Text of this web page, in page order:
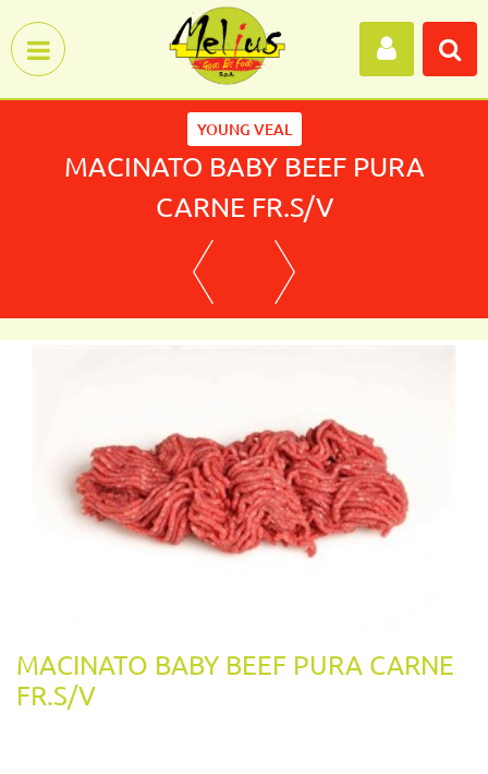
YOUNG VEAL
MACINATO BABY BEEF PURA
CARNE FR.S/V
MACINATO BABY BEEF PURA CARNE
FR.S/V